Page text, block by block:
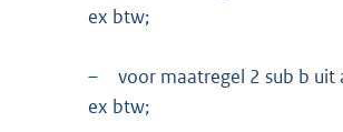
ex btw;
–
voor maatregel 2 sub b
ex btw;